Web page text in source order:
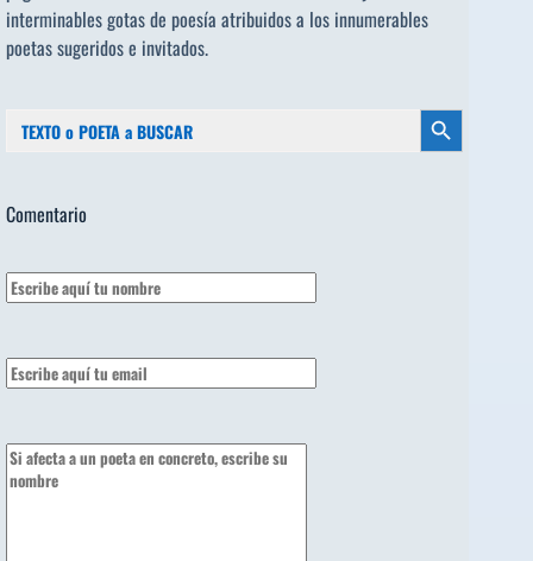
interminables gotas de poesía atribuidos a los innumerables
poetas sugeridose invitados.
Botón de búsqueda
Comentario